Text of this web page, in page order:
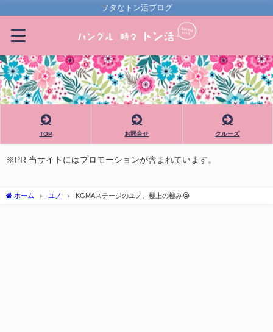
ヲタなトン活ブログ
TOP お問合せ クルーズ
※PR 当サイトにはプロモーションが含まれています。
ホーム ユノ KGMAステージのユノ、極上の極み😭